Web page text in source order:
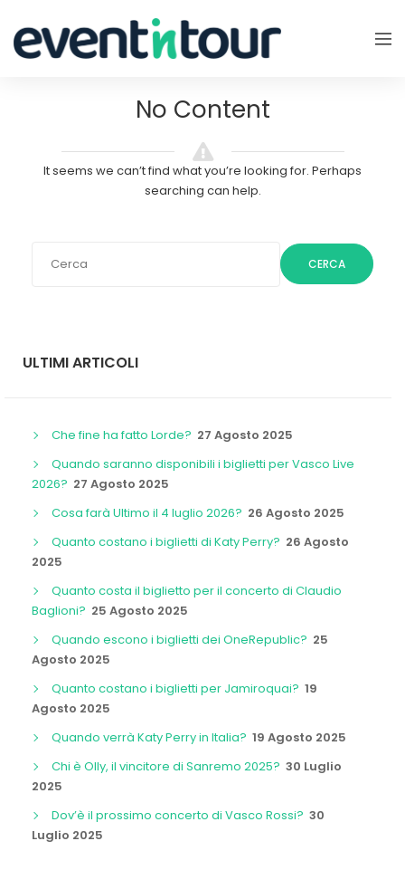
No Content
It seems we can’t find what you’re looking for. Perhaps
searching can help.
CERCA
ULTIMI ARTICOLI
Che fine ha fatto Lorde? 27 Agosto 2025
Quando saranno disponibili i biglietti per Vasco Live
2026? 27 Agosto 2025
Cosa farà Ultimo il 4 luglio 2026? 26 Agosto 2025
Quanto costano i biglietti di Katy Perry? 26 Agosto
2025
Quanto costa il biglietto per il concerto di Claudio
Baglioni? 25 Agosto 2025
Quando escono i biglietti dei OneRepublic? 25
Agosto 2025
Quanto costano i biglietti per Jamiroquai? 19
Agosto 2025
Quando verrà Katy Perry in Italia? 19 Agosto 2025
Chi è Olly, il vincitore di Sanremo 2025? 30 Luglio
2025
Dov’è il prossimo concerto di Vasco Rossi? 30
Luglio 2025